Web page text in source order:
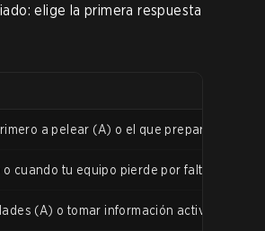
elige la primera respuesta
a pelear (A) o el que prepara y apoya
cuando tu equipo pierde por falta de
(A) o tomar información activa del